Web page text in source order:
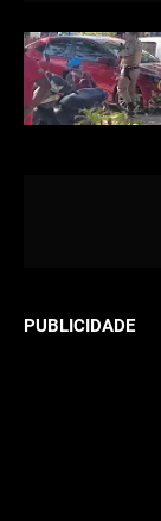
PUBLICIDADE